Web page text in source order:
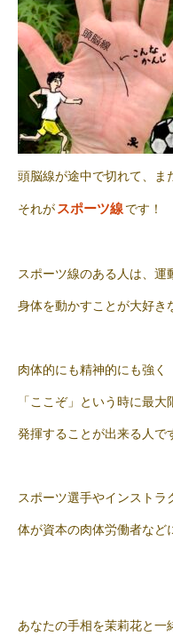
頭脳線が途中で切れて、ま
それが スポーツ線です！
スポーツ線のある人は、運
身体を動かすことが大好
肉体的にも精神的にも強く
「ここぞ」という時に最大
発揮することが出来る人で
スポーツ選手やインストラ
体が資本の肉体労働者など
あなたの手相を茉莉花と一